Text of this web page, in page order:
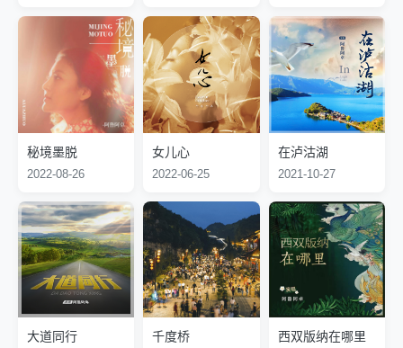
唱着《山路十八弯》、《我爱乌蒙唱乌蒙》走进了人才荟萃的
解放军艺术学院。据说，当年解放军艺术学院在全国只招8个
学生，其中流行唱法只招两个，阿鲁阿卓是以流行唱法第一名
的好成绩考进来的。成为新中国成立后贵州省第一个考进军艺
的彝族学生。进校后，她师从著名声乐教育家马秋华，并经常
得到音乐家金铁霖的悉心指点。阿鲁阿卓非常珍惜这个来之不
易的机会，用她自己的话说就是 “刚进学校，连双休日都不敢
出去玩，怕浪费时间，就在琴房练歌，练视唱练耳”。在军艺
大三期间，她参加文化部首届新人新作大赛获第二名。在这次
四时，阿鲁阿卓又在全国第七届声乐大赛中获通俗唱法第二
名。凭着这两个奖项她又以优异的成绩考入总政歌舞团。
尽管阿鲁阿卓也曾在各类赛事中获奖，曾在2006年担当了我
国第一台大型羌族音乐剧《太阳花》的女一号主演。但走进大
众视野则是2007年她演唱的《遇上你是我的缘》，也正是这
首歌决定她真正与音乐结“缘”。这首歌是她在西部采风受到民
间歌手演唱启发请知名作曲家改编而成。作曲家也认为这首民
族性与流行时尚元素的完美结合、浑然天成的歌曲很适合阿鲁
4、中国国家文化部首届流行音乐新人新作大赛第二名；
5、中国国家文化部第七界全国声乐大赛通俗唱法第二名；
6、2007年推出个人首张专辑，同名主打歌《遇上你是我的
缘》深受观众喜爱，并拍摄精美MTV；
7、2009年推出第二张个人专辑，推出同名主打歌《相濡以
沫》（孙俪主演电视剧《小姨多鹤》主题歌），并拍摄胶片版
8、演唱电视剧《远山》主题歌《遥远的回声》，电视剧《内
线》主题歌《猜心》；
10、分别参加2010年广东电视台春节联欢晚会；
广西电视台春节联欢晚会；
安徽卫视春节联欢晚会；
11、参加2010年总政治部双拥晚会；
12、参加2010年文联春晚等；
13、20100702《非常静距离》：彝家百灵阿鲁阿卓；
14、多次参加中央电视台《新视听》、《激情广场》、《想
秘境墨脱
2022-08-26
女儿心
2022-06-25
在泸沽湖
2021-10-27
大道同行 千度桥 西双版纳在哪里